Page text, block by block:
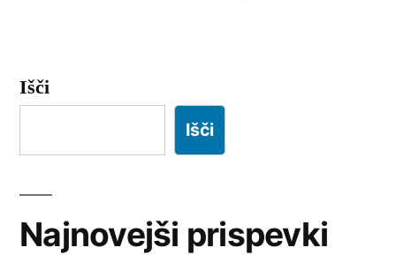
Išči
Išči
Najnovejši prispevki